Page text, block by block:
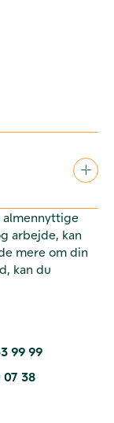
almennyttige
arbejde, kan
mere om din
kan du
99 99
07 38